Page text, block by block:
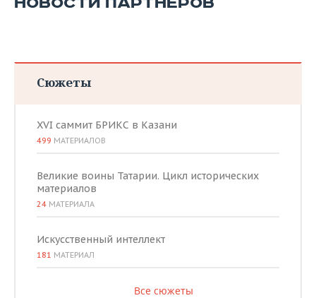
Сюжеты
XVI саммит БРИКС в Казани
499 МАТЕРИАЛОВ
Великие воины Татарии. Цикл исторических
материалов
24 МАТЕРИАЛА
Искусственный интеллект
181 МАТЕРИАЛ
Все сюжеты